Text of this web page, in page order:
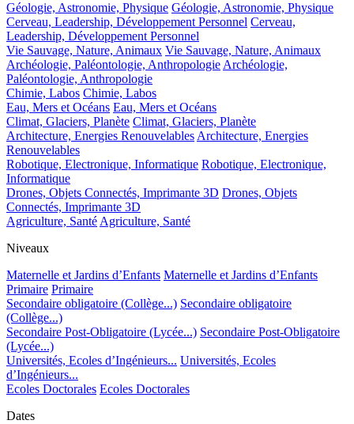
Géologie, Astronomie, Physique Géologie, Astronomie, Physique
Cerveau, Leadership, Développement Personnel Cerveau,
Leadership, Développement Personnel
Vie Sauvage, Nature, Animaux Vie Sauvage, Nature, Animaux
Archéologie, Paléontologie, AnthropologieArchéologie,
Paléontologie, Anthropologie
Chimie, Labos Chimie, Labos
Eau, Mers et Océans Eau, Mers et Océans
Climat, Glaciers, Planète Climat, Glaciers, Planète
Architecture, Energies RenouvelablesArchitecture, Energies
Renouvelables
Robotique, Electronique, Informatique Robotique, Electronique,
Informatique
Drones, Objets Connectés, Imprimante 3D Drones, Objets
Connectés, Imprimante 3D
Agriculture, SantéAgriculture, Santé
Niveaux
Maternelle et Jardins d’Enfants Maternelle et Jardins d’Enfants
Primaire Primaire
Secondaire obligatoire (Collège...) Secondaire obligatoire
(Collège...)
Secondaire Post-Obligatoire (Lycée...) Secondaire Post-Obligatoire
(Lycée...)
Universités, Ecoles d’Ingénieurs... Universités, Ecoles
d’Ingénieurs...
Ecoles Doctorales Ecoles Doctorales
Dates